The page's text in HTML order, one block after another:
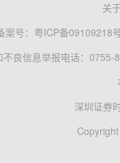
关
案号： 粤ICP备09109218
不良信息举报电话：0755-
深圳证券